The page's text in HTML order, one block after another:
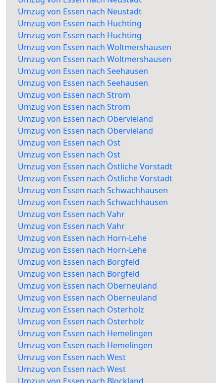
Umzug von Essen nach Neustadt
Umzug von Essen nach Huchting
Umzug von Essen nach Huchting
Umzug von Essen nach Woltmershausen
Umzug von Essen nach Woltmershausen
Umzug von Essen nach Seehausen
Umzug von Essen nach Seehausen
Umzug von Essen nach Strom
Umzug von Essen nach Strom
Umzug von Essen nach Obervieland
Umzug von Essen nach Obervieland
Umzug von Essen nach Ost
Umzug von Essen nach Ost
Umzug von Essen nach Östliche Vorstadt
Umzug von Essen nach Östliche Vorstadt
Umzug von Essen nach Schwachhausen
Umzug von Essen nach Schwachhausen
Umzug von Essen nach Vahr
Umzug von Essen nach Vahr
Umzug von Essen nach Horn-Lehe
Umzug von Essen nach Horn-Lehe
Umzug von Essen nach Borgfeld
Umzug von Essen nach Borgfeld
Umzug von Essen nach Oberneuland
Umzug von Essen nach Oberneuland
Umzug von Essen nach Osterholz
Umzug von Essen nach Osterholz
Umzug von Essen nach Hemelingen
Umzug von Essen nach Hemelingen
Umzug von Essen nach West
Umzug von Essen nach West